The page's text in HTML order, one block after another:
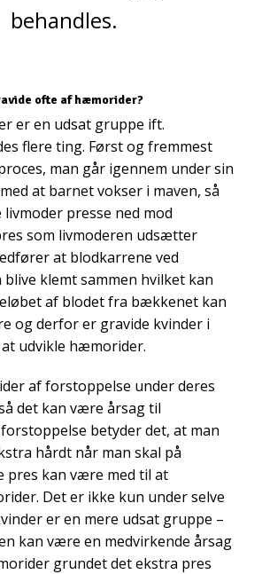
behandles.
ofte af hæmorider?
er en udsat gruppe ift.
flere ting. Først og fremmest
man går igennem under sin
at barnet vokser i maven, så
livmoder presse ned mod
som livmoderen udsætter
at blodkarrene ved
klemt sammen hvilket kan
af blodet fra bækkenet kan
og derfor er gravide kvinder i
udvikle hæmorider.
af forstoppelse under deres
det kan være årsag til
betyder det, at man
hårdt når man skal på
pres kan være med til at
Det er ikke kun under selve
er en mere udsat gruppe –
kan være en medvirkende årsag
grundet det ekstra pres